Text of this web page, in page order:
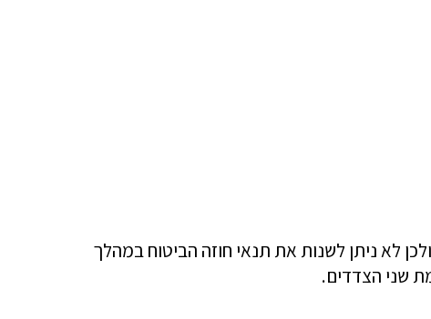
לא ניתן לשנות את תנאי חוזה הביטוח במהלך
שני הצדדים.